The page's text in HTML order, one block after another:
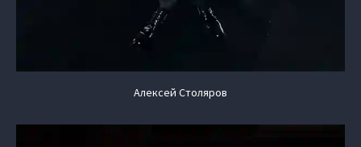
Алексей Столяров